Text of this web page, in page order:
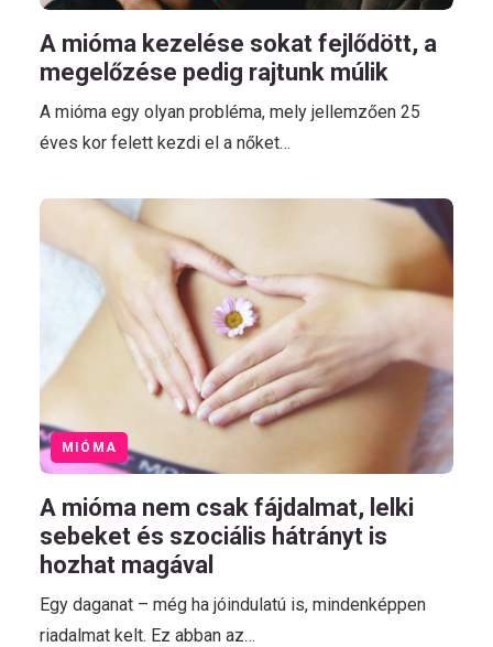
A mióma kezelése sokat fejlődött, a
megelőzése pedig rajtunk múlik
A mióma egy olyan probléma, mely jellemzően 25
éves kor felett kezdi el a nőket…
MIÓMA
A mióma nem csak fájdalmat, lelki
sebeket és szociális hátrányt is
hozhat magával
Egy daganat – még ha jóindulatú is, mindenképpen
riadalmat kelt. Ez abban az…